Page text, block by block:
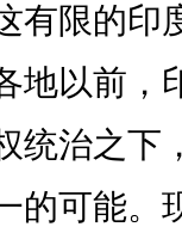
有限的印
地以前，
统治之下
的可能。